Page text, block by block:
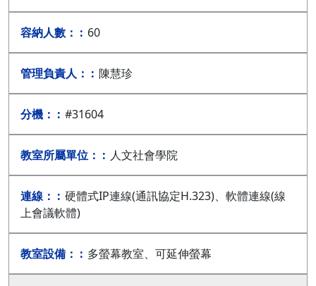
60
陳慧珍
#31604
人文社會學院
硬體式IP連線(通訊協定H.323)、軟體連線(線
上會議軟體)
多螢幕教室、可延伸螢幕